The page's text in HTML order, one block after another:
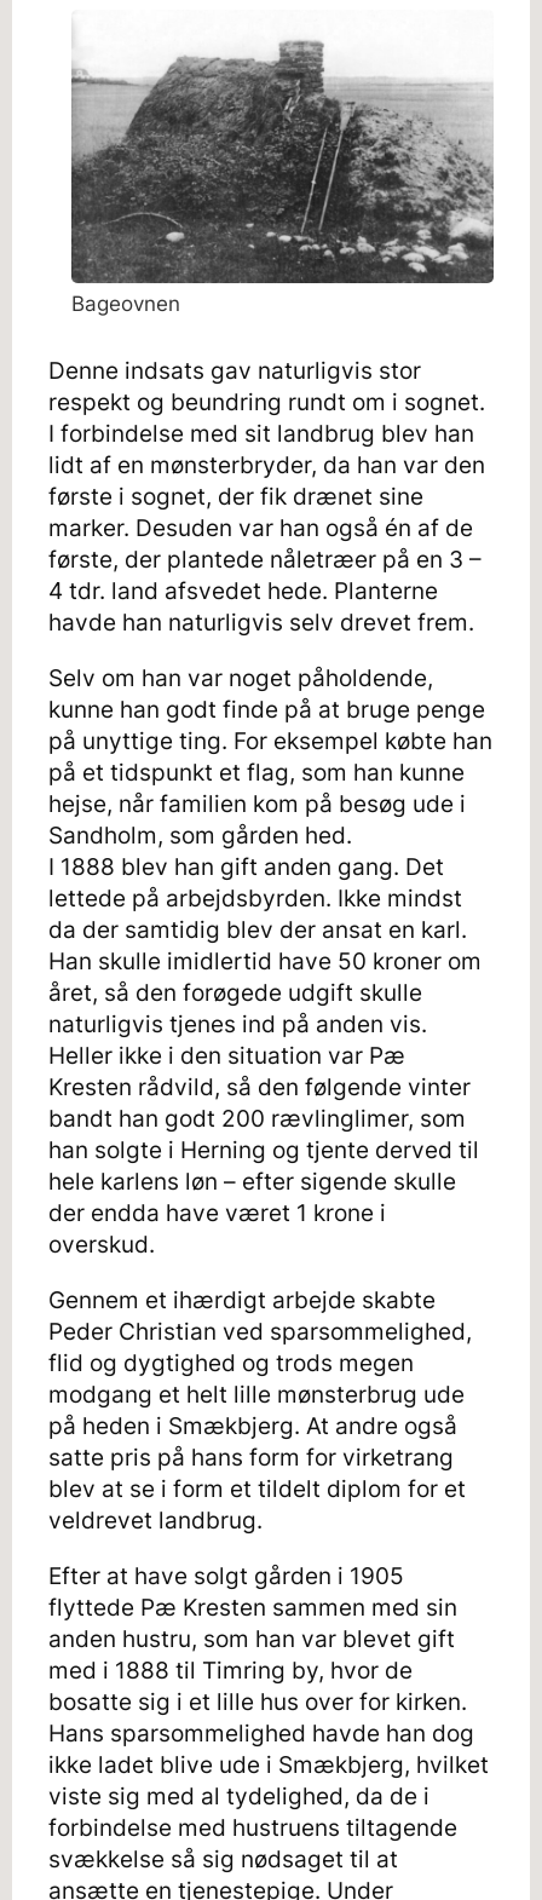
Bageovnen
Denne indsats gav naturligvis stor
respekt og beundring rundt om i sognet.
I forbindelse med sit landbrug blev han
lidt af en mønsterbryder, da han var den
første i sognet, der fik drænet sine
marker. Desuden var han også én af de
første, der plantede nåletræer på en 3 –
4 tdr. land afsvedet hede. Planterne
havde han naturligvis selv drevet frem.
Selv om han var noget påholdende,
kunne han godt finde på at bruge penge
på unyttige ting. For eksempel købte han
på et tidspunkt et flag, som han kunne
hejse, når familien kom på besøg ude i
Sandholm, som gården hed.
I 1888 blev han gift anden gang. Det
lettede på arbejdsbyrden. Ikke mindst
da der samtidig blev der ansat en karl.
Han skulle imidlertid have 50 kroner om
året, så den forøgede udgift skulle
naturligvis tjenes ind på anden vis.
Heller ikke i den situation var Pæ
Kresten rådvild, så den følgende vinter
bandt han godt 200 rævlinglimer, som
han solgte i Herning og tjente derved til
hele karlens løn – efter sigende skulle
der endda have været 1 krone i
overskud.
Gennem et ihærdigt arbejde skabte
Peder Christian ved sparsommelighed,
flid og dygtighed og trods megen
modgang et helt lille mønsterbrug ude
på heden i Smækbjerg. At andre også
satte pris på hans form for virketrang
blev at se i form et tildelt diplom for et
veldrevet landbrug.
Efter at have solgt gården i 1905
flyttede Pæ Kresten sammen med sin
anden hustru, som han var blevet gift
med i 1888 til Timring by, hvor de
bosatte sig i et lille hus over for kirken.
Hans sparsommelighed havde han dog
ikke ladet blive ude i Smækbjerg, hvilket
viste sig med al tydelighed, da de i
forbindelse med hustruens tiltagende
svækkelse så sig nødsaget til at
ansætte en tjenestepige. Under